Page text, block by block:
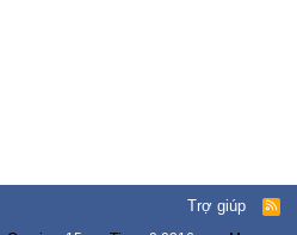
Trợ giúp
R